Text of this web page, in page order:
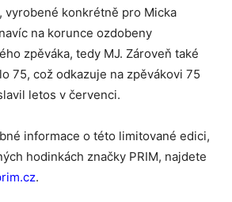
vyrobené konkrétně pro Micka
na korunce ozdobeny
zpěváka, tedy MJ. Zároveň také
75, což odkazuje na zpěvákovi 75
letos v červenci.
informace o této limitované edici,
hodinkách značky PRIM, najdete
.